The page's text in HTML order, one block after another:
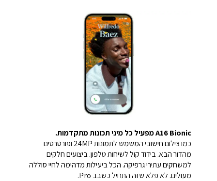
A16 Bionic מפעיל כל מיני תכונות מתקדמות.
כמו צילום חישובי המשמש לתמונות 24MP ופורטרטים
מהדור הבא. בידוד קול לשיחות טלפון. ביצועים חלקים
למשחקים עתירי גרפיקה. הכל ביעילות מדהימה לחיי סוללה
מעולים. לא פלא שזה התחיל כשבב Pro.